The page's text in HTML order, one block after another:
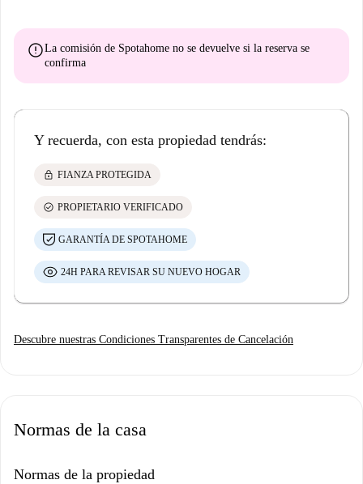
errorLa comisión de Spotahome no se devuelve si la reserva se
confirma
Y recuerda, con esta propiedad tendrás:
lock FIANZA PROTEGIDA
check_circle PROPIETARIO VERIFICADO
GARANTÍA DE SPOTAHOME
24H PARA REVISAR SU NUEVO HOGAR
Descubre nuestras Condiciones Transparentes de Cancelación
Normas de la casa
Normas de la propiedad